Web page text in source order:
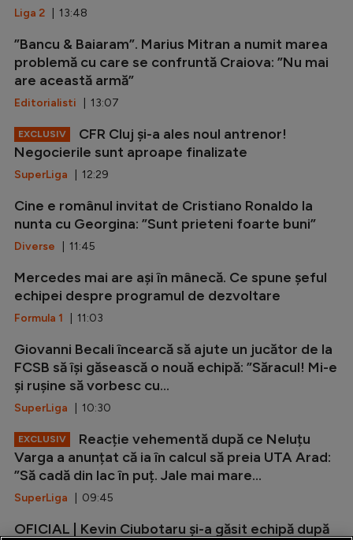
Liga 2 | 13:48
”Bancu & Baiaram”. Marius Mitran a numit marea
problemă cu care se confruntă Craiova: ”Nu mai
are această armă”
Editorialisti | 13:07
EXCLUSIV
CFR Cluj și-a ales noul antrenor!
Negocierile sunt aproape finalizate
SuperLiga | 12:29
Cine e românul invitat de Cristiano Ronaldo la
nunta cu Georgina: ”Sunt prieteni foarte buni”
Diverse | 11:45
Mercedes mai are ași în mânecă. Ce spune șeful
echipei despre programul de dezvoltare
Formula 1 | 11:03
Giovanni Becali încearcă să ajute un jucător de la
FCSB să își găsească o nouă echipă: ”Săracul! Mi-e
și rușine să vorbesc cu...
SuperLiga | 10:30
EXCLUSIV
Reacție vehementă după ce Neluțu
Varga a anunțat că ia în calcul să preia UTA Arad:
”Să cadă din lac în puț. Jale mai mare...
SuperLiga | 09:45
OFICIAL | Kevin Ciubotaru și-a găsit echipă după